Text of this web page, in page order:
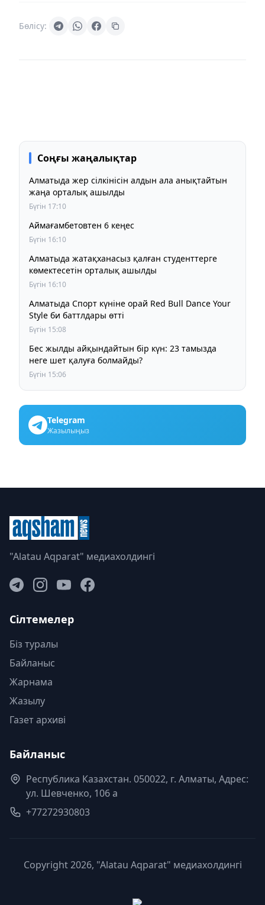
Бөлісу:
Соңғы жаңалықтар
Алматыда жер сілкінісін алдын ала анықтайтын
жаңа орталық ашылды
Бүгін 17:10
Аймағамбетовтен 6 кеңес
Бүгін 16:10
Алматыда жатақханасыз қалған студенттерге
көмектесетін орталық ашылды
Бүгін 16:10
Алматыда Спорт күніне орай Red Bull Dance Your
Style би баттлдары өтті
Бүгін 15:08
Бес жылды айқындайтын бір күн: 23 тамызда
неге шет қалуға болмайды?
Бүгін 15:06
Telegram
Жазылыңыз
"Alatau Aqparat" медиахолдингі
Сілтемелер
Біз туралы
Байланыс
Жарнама
Жазылу
Газет архиві
Байланыс
Республика Казахстан. 050022, г. Алматы, Адрес:
ул. Шевченко, 106 а
+77272930803
Copyright 2026, "Alatau Aqparat" медиахолдингі